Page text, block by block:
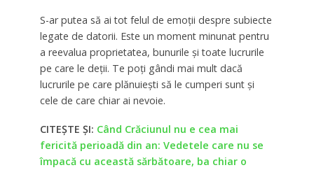
S-ar putea să ai tot felul de emoții despre subiecte
legate de datorii. Este un moment minunat pentru
a reevalua proprietatea, bunurile și toate lucrurile
pe care le deții. Te poți gândi mai mult dacă
lucrurile pe care plănuiești să le cumperi sunt și
cele de care chiar ai nevoie.
CITEȘTE ȘI: Când Crăciunul nu e cea mai
fericită perioadă din an: Vedetele care nu se
împacă cu această sărbătoare, ba chiar o